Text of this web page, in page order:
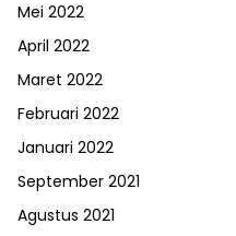
Mei 2022
April 2022
Maret 2022
Februari 2022
Januari 2022
September 2021
Agustus 2021